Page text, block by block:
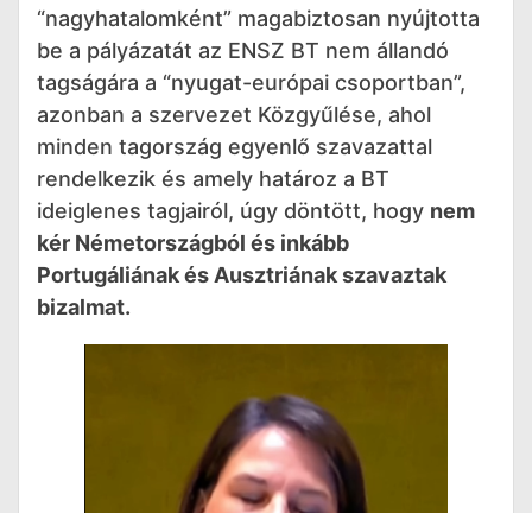
“nagyhatalomként” magabiztosan nyújtotta
be a pályázatát az ENSZ BT nem állandó
tagságára a “nyugat-európai csoportban”,
azonban a szervezet Közgyűlése, ahol
minden tagország egyenlő szavazattal
rendelkezik és amely határoz a BT
ideiglenes tagjairól, úgy döntött, hogy nem
kér Németországból és inkább
Portugáliának és Ausztriának szavaztak
bizalmat.